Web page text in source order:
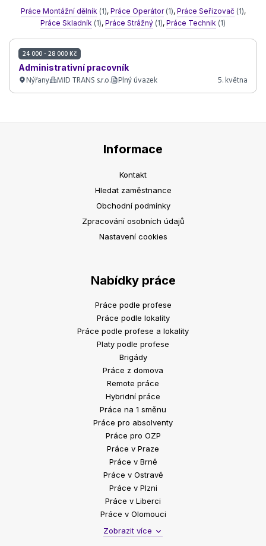
Práce Montážní dělník (1), Práce Operátor (1), Práce Seřizovač (1),
Práce Skladník (1), Práce Strážný (1), Práce Technik (1)
24 000 - 28 000 Kč
Administrativní pracovník
Nýřany MID TRANS s.r.o. Plný úvazek 5. května
Informace
Kontakt
Hledat zaměstnance
Obchodní podmínky
Zpracování osobních údajů
Nastavení cookies
Nabídky práce
Práce podle profese
Práce podle lokality
Práce podle profese a lokality
Platy podle profese
Brigády
Práce z domova
Remote práce
Hybridní práce
Práce na 1 směnu
Práce pro absolventy
Práce pro OZP
Práce v Praze
Práce v Brně
Práce v Ostravě
Práce v Plzni
Práce v Liberci
Práce v Olomouci
Zobrazit více